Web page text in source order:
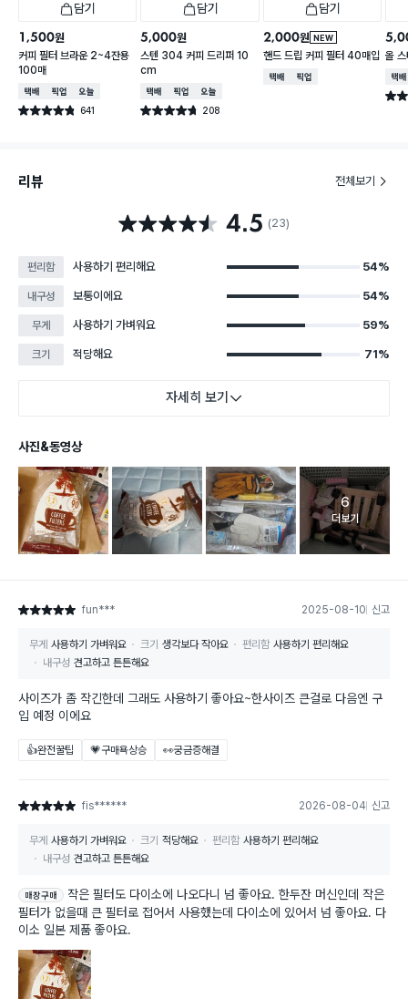
담기
1,500원
커피 필터 브라운 2~4잔용
100매
택배배송매장픽업오늘배송
별점 4.8점 641
건 작성
담기
5,000원
스텐 304 커피 드리퍼 10
cm
택배배송매장픽업오늘배송
별점 4.7점 208
건 작성
담기
NEW
2,000원
핸드 드립 커피 필터 40매입
택배배송매장픽업
올
택배
별점
리뷰 전체보기
별점 4.5점 4.5 (23)
편리함 사용하기 편리해요 54%
내구성 보통이에요 54%
무게 사용하기 가벼워요 59%
크기 적당해요 71%
자세히 보기
사진&동영상
고객 리뷰
6
더보기
별점 5점 fun*** 2025-08-10 신고
무게 사용하기 가벼워요 크기 생각보다 작아요 편리함 사용하기 편리해요
내구성 견고하고 튼튼해요
사이즈가 좀 작긴한데 그래도 사용하기 좋아요~한사이즈 큰걸로 다음엔 구
입 예정 이에요
👍완전꿀팁 💗구매욕상승 👀궁금증해결
별점 5점 fis****** 2026-08-04 신고
무게 사용하기 가벼워요 크기 적당해요 편리함 사용하기 편리해요
내구성 견고하고 튼튼해요
매장구매
작은 필터도 다이소에 나오다니 넘 좋아요. 한두잔 머신인데 작은
필터가 없을때 큰 필터로 접어서 사용했는데 다이소에 있어서 넘 좋아요. 다
이소 일본 제품 좋아요.